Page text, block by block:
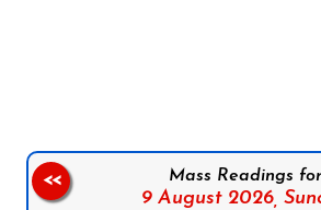
Mass Readings for
9 August 2026,
<<